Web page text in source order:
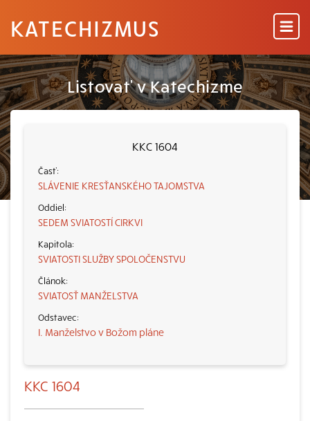
KATECHIZMUS
Listovať v Katechizme
KKC 1604
SLÁVENIE KRESŤANSKÉHO TAJOMSTVA
SEDEM SVIATOSTÍ CIRKVI
SVIATOSTI SLUŽBY SPOLOČENSTVU
SVIATOSŤ MANŽELSTVA
I. Manželstvo v Božom pláne
KKC 1604